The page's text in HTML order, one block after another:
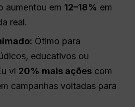
aumentou em 12–18% em
real.
Ótimo para
educativos ou
vi 20% mais ações com
campanhas voltadas para